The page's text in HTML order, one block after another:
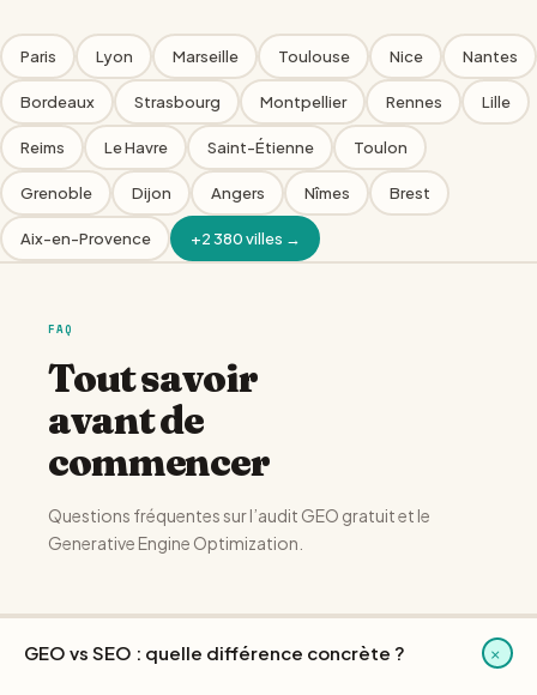
Paris Lyon Marseille Toulouse Nice Nantes
Bordeaux Strasbourg Montpellier Rennes Lille
Reims Le Havre Saint-Étienne Toulon
Grenoble Dijon Angers Nîmes Brest
Aix-en-Provence +2 380 villes →
FAQ
Tout savoir
avant de
commencer
Questions fréquentes sur l’audit GEO gratuit et le
Generative Engine Optimization.
GEO vs SEO : quelle différence concrète ? +